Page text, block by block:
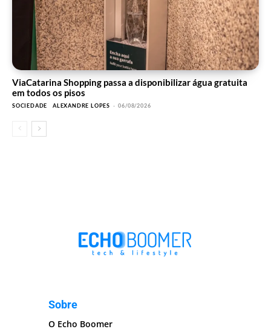
ViaCatarina Shopping passa a disponibilizar água gratuita
em todos os pisos
SOCIEDADE ALEXANDRE LOPES - 06/08/2026
Sobre
O Echo Boomer